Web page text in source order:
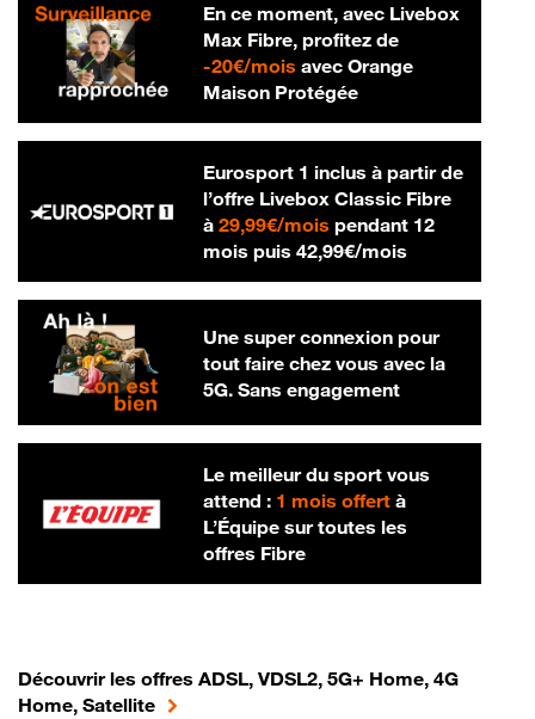
En ce moment, avec Livebox
Max Fibre, profitez de
-20€/mois20 € par mois
avec Orange
Maison Protégée
Eurosport 1 inclus à partir de
l’offre Livebox Classic Fibre
à 29,99€/mois29,99 € par mois
pendant 12
mois puis 42,99€/mois42,99 € par
Une super connexion pour
tout faire chez vous avec la
5G. Sans engagement
Le meilleur du sport vous
attend : 1 mois offertà
L’Équipe sur toutes les
offres Fibre
Découvrir les offres ADSL, VDSL2, 5G+ Home, 4G
Home, Satellite